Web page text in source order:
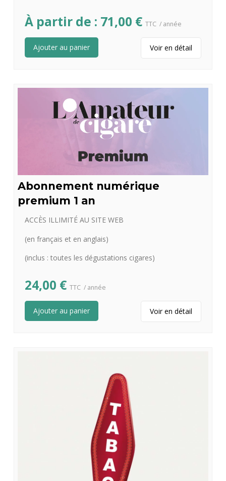
À partir de : 71,00 € TTC / année
Ajouter au panier Voir en détail
Abonnement numérique
premium 1 an
ACCÈS ILLIMITÉ AU SITE WEB
(en français et en anglais)
(inclus : toutes les dégustations cigares)
24,00 € TTC / année
Ajouter au panier Voir en détail